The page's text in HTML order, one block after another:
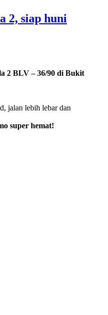
2, siap huni
2 BLV – 36/90 di Bukit
jalan lebih lebar dan
super hemat!